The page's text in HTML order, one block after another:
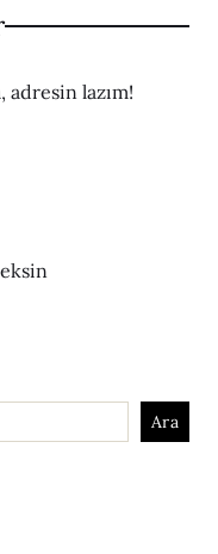
lazım!
Ara